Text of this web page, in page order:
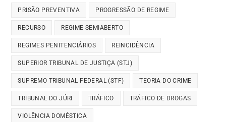
PRISÃO PREVENTIVA PROGRESSÃO DE REGIME
RECURSO REGIME SEMIABERTO
REGIMES PENITENCIÁRIOS REINCIDÊNCIA
SUPERIOR TRIBUNAL DE JUSTIÇA (STJ)
SUPREMO TRIBUNAL FEDERAL (STF) TEORIA DO CRIME
TRIBUNAL DO JÚRI TRÁFICO TRÁFICO DE DROGAS
VIOLÊNCIA DOMÉSTICA